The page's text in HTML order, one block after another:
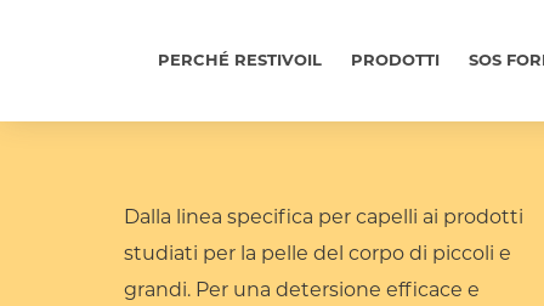
Main
PERCHÉ RESTIVOIL PRODOTTI SOS
Dalla linea specifica per capelli ai prodotti
studiati per la pelle del corpo di piccoli e
grandi. Per una detersione efficace e